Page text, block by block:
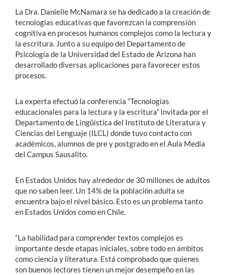
La Dra. Danielle McNamara se ha dedicado a la creación de
tecnologías educativas que favorezcan la comprensión
cognitiva en procesos humanos complejos como la lectura y
la escritura. Junto a su equipo del Departamento de
Psicología de la Universidad del Estado de Arizona han
desarrollado diversas aplicaciones para favorecer estos
procesos.
La experta efectuó la conferencia “Tecnologías
educacionales para la lectura y la escritura” invitada por el
Departamento de Lingüística del Instituto de Literatura y
Ciencias del Lenguaje (ILCL) donde tuvo contacto con
académicos, alumnos de pre y postgrado en el Aula Media
del Campus Sausalito.
En Estados Unidos hay alrededor de 30 millones de adultos
que no saben leer. Un 14% de la población adulta se
encuentra bajo el nivel básico. Esto es un problema tanto
en Estados Unidos como en Chile.
“La habilidad para comprender textos complejos es
importante desde etapas iniciales, sobre todo en ámbitos
como ciencia y literatura. Está comprobado que quienes
son buenos lectores tienen un mejor desempeño en las